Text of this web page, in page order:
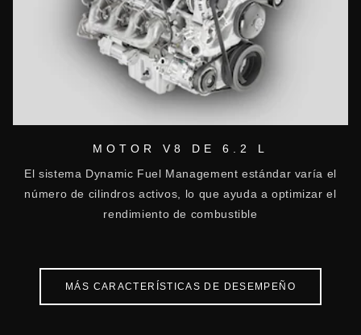
MOTOR V8 DE 6.2 L
El sistema Dynamic Fuel Management estándar varía el
número de cilindros activos, lo que ayuda a optimizar el
rendimiento de combustible
MÁS CARACTERÍSTICAS DE DESEMPEÑO